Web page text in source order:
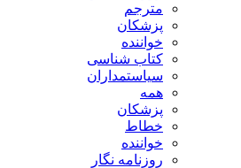
مترجم
پزشکان
خواننده
کتاب شناسی
سیاستمداران
همه
پزشکان
خطاط
خواننده
روزنامه نگار